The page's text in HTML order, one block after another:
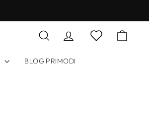
Szukaj Zaloguj się
Lista życzeń
BLOG PRIMODI